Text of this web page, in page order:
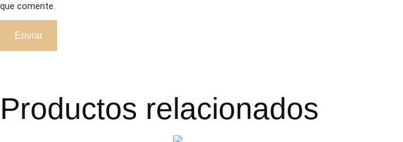
que comente.
Productos relacionados